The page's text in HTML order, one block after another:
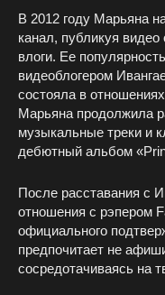
В 2012 году Марьяна
канал, публикуя
влоги. Ее
видеоблогером
состояла в
Марьяна продолжила
музыкальные треки и
дебютный альбом
После расставания с
отношения с рэпером
официального
предпочитает не
сосредотачиваясь на